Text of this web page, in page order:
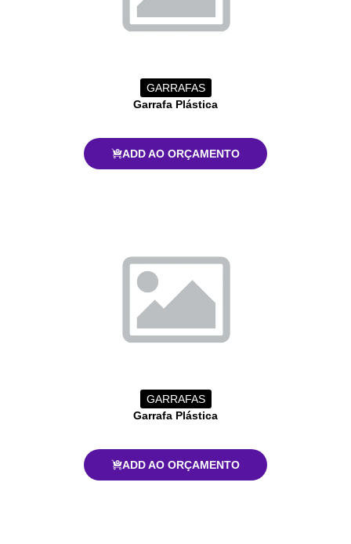
GARRAFAS
Garrafa Plástica
ADD AO ORÇAMENTO
GARRAFAS
Garrafa Plástica
ADD AO ORÇAMENTO